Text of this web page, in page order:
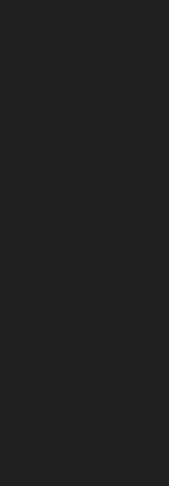
Jíloviště za rok
řízení
p. č. 241/7